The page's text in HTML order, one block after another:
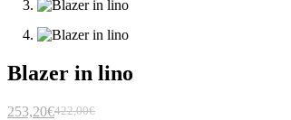
Blazer in lino
422,00€
253,20€